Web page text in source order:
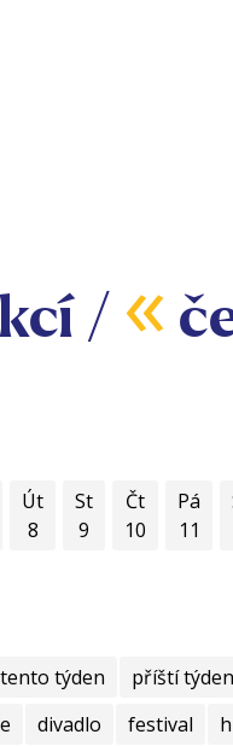
/ «
Út
8
St
9
Čt
10
Pá
11
tento týden příští týden
divadlo festival